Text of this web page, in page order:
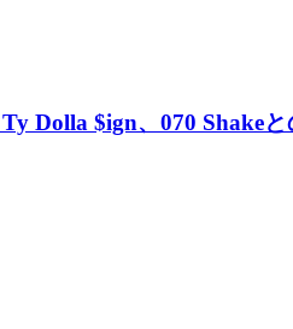
Dolla $ign、070 Shake